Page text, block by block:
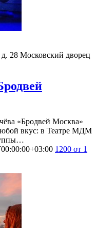
28 Московский дворец
«Бродвей Москва»
вкус: в Театре МДМ
1200 от 1